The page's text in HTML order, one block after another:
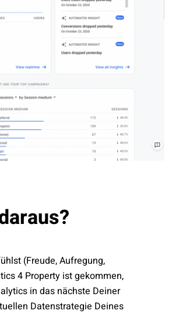
(Freude, Aufregung,
4 Property ist gekommen,
in das nächste Deiner
Datenstrategie Deines